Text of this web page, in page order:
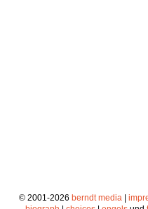
© 2001-2026 berndt media|